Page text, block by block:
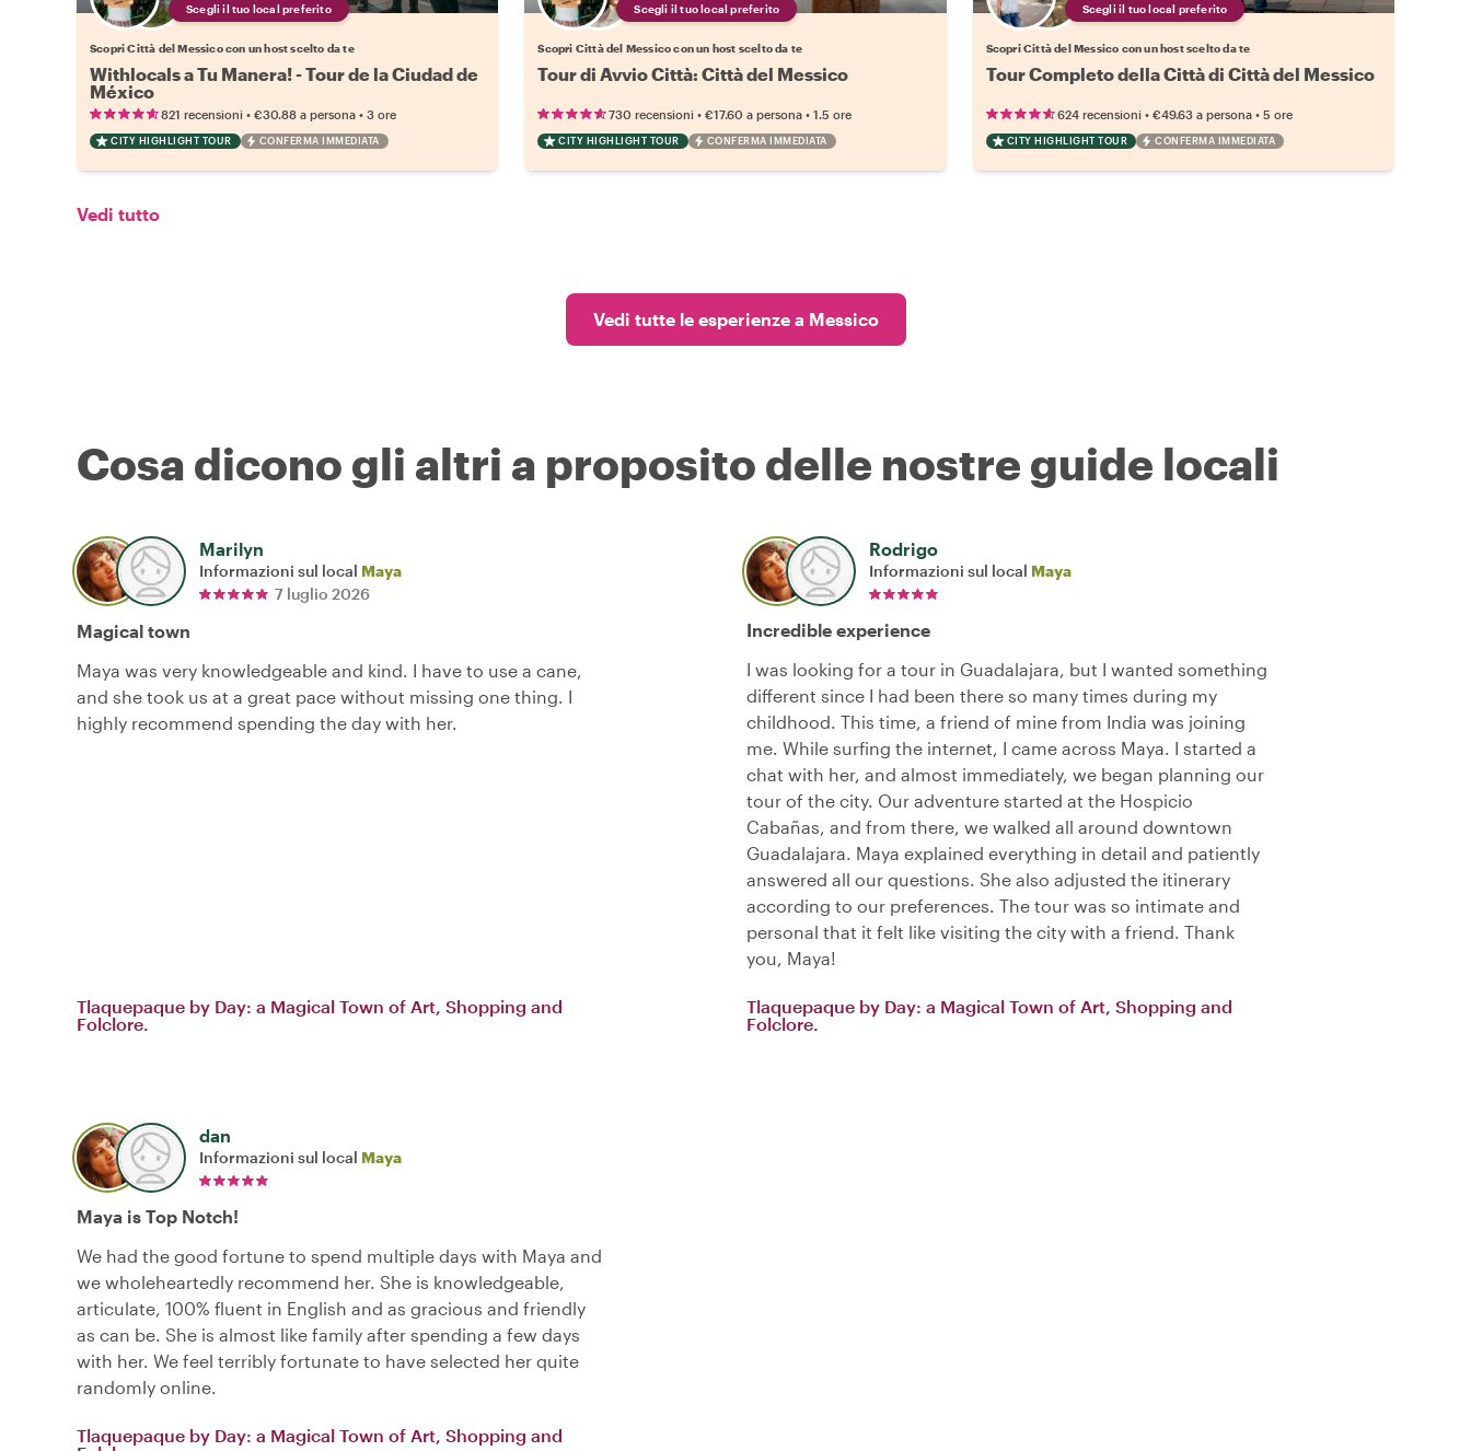
Scegli il tuo local preferito
Scopri Città del Messico con un host scelto da te
Withlocals a Tu Manera! - Tour de la Ciudad de
México
821 recensioni • €30.88 a persona • 3 ore
CITY HIGHLIGHT TOUR CONFERMA IMMEDIATA
Scegli il tuo local preferito
Scopri Città del Messico con un host scelto da te
Tour di Avvio Città: Città del Messico
730 recensioni •€17.60 a persona •1.5 ore
CITY HIGHLIGHT TOUR CONFERMA IMMEDIATA
Scegli il tuo local preferito
Scopri Città del Messico con un host scelto da te
Tour Completo della Città di Città del Messico
624 recensioni• €49.63 a persona• 5 ore
CITY HIGHLIGHT TOUR CONFERMA IMMEDIATA
Vedi tutto
Vedi tutte le esperienze a Messico
Cosa dicono gli altri a proposito delle nostre guide locali
Marilyn
Informazioni sul local Maya
7 luglio 2026
Magical town
Maya was very knowledgeable and kind. I have to use a cane,
and she took us at a great pace without missing one thing. I
highly recommend spending the day with her.
Tlaquepaque by Day: a Magical Town of Art, Shopping and
Folclore.
Rodrigo
Informazioni sul local Maya
Incredible experience
I was looking for a tour in Guadalajara, but I wanted something
different since I had been there so many times during my
childhood. This time, a friend of mine from India was joining
me. While surfing the internet, I came across Maya. I started a
chat with her, and almost immediately, we began planning our
tour of the city. Our adventure started at the Hospicio
Cabañas, and from there, we walked all around downtown
Guadalajara. Maya explained everything in detail and patiently
answered all our questions. She also adjusted the itinerary
according to our preferences. The tour was so intimate and
personal that it felt like visiting the city with a friend. Thank
you, Maya!
Tlaquepaque by Day: a Magical Town of Art, Shopping and
Folclore.
dan
Informazioni sul local Maya
Maya is Top Notch!
We had the good fortune to spend multiple days with Maya and
we wholeheartedly recommend her. She is knowledgeable,
articulate, 100% fluent in English and as gracious and friendly
as can be. She is almost like family after spending a few days
with her. We feel terribly fortunate to have selected her quite
randomly online.
Tlaquepaque by Day: a Magical Town of Art, Shopping and